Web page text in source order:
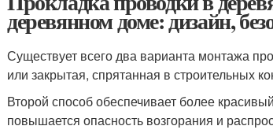
деревянном доме: дизайн,
Существует всего два варианта монтажа
или закрытая, спрятанная в строительных
Второй способ обеспечивает более
повышается опасность возгорания и